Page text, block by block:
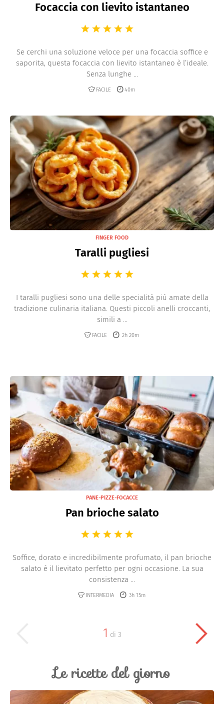
Focaccia con lievito istantaneo
Se cerchi una soluzione veloce per una focaccia soffice e
saporita, questa focaccia con lievito istantaneo è l’ideale.
Senza lunghe ...
FACILE 40m
FINGER FOOD
Taralli pugliesi
I taralli pugliesi sono una delle specialità più amate della
tradizione culinaria italiana. Questi piccoli anelli croccanti,
simili a ...
FACILE 2h 20m
PANE-PIZZE-FOCACCE
Pan brioche salato
Soffice, dorato e incredibilmente profumato, il pan brioche
salato è il lievitato perfetto per ogni occasione. La sua
consistenza ...
INTERMEDIA 3h 15m
1 di 3
Le ricette del giorno